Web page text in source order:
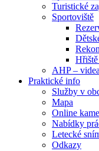
Turistické
Sportoviště
AHP –
Praktické info
Služby v
Mapa
Online
Nabídky
Letecké
Odkazy